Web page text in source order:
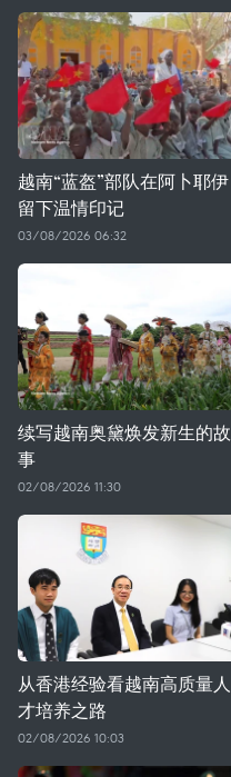
越南“蓝盔”部队在阿卜耶伊
留下温情印记
03/08/2026 06:32
续写越南奥黛焕发新生的故
事
02/08/2026 11:30
从香港经验看越南高质量人
才培养之路
02/08/2026 10:03